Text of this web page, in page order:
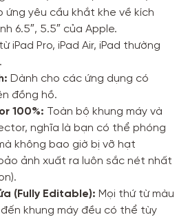
ứng yêu cầu khắt khe về kích
6.5″, 5.5″ của Apple.
iPad Pro, iPad Air, iPad thường
Dành cho các ứng dụng có
đồng hồ.
100%: Toàn bộ khung máy và
nghĩa là bạn có thể phóng
không bao giờ bị vỡ hạt
ảnh xuất ra luôn sắc nét nhất
(Fully Editable): Mọi thứ từ màu
khung máy đều có thể tùy